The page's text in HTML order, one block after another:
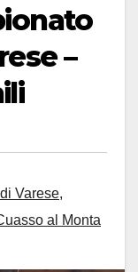
–
Varese,
al Monta